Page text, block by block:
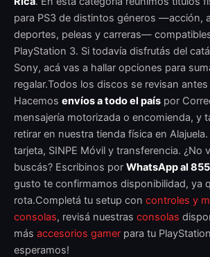
para PS3 de distintos géneros —acción,
deportes, peleas y carreras—
PlayStation 3. Si todavía disfrutás del
Sony, acá vas a hallar opciones para
regalar.Todos los discos se revisan
Hacemos envíos a todo el país por
mensajería motorizada o encomienda, y
retirar en nuestra tienda física en
tarjeta, SINPE Móvil y transferencia. ¿No
buscás? Escribinos por WhatsApp al
gusto te confirmamos disponibilidad, ya
rota.Completá tu setup con controles y
consolas, revisá nuestras consolas
más accesorios gamer para tu
esperamos!